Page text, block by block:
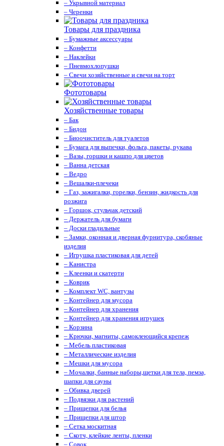
– Укрывной материал
– Черенки
Товары для праздника
– Бумажные аксессуары
– Конфетти
– Наклейки
– Пневмохлопушки
– Свечи хозяйственные и свечи на торт
Фототовары
Хозяйственные товары
– Бак
– Бидон
– Биоочиститель для туалетов
– Бумага для выпечки, фольга, пакеты, рукава
– Вазы, горшки и кашпо для цветов
– Ванна детская
– Ведро
– Вешалки-плечеки
– Газ, зажигалки, горелки, бензин, жидкость для
розжига
– Горшок, стульчак детский
– Держатель для бумаги
– Доски гладильные
– Замки, оконная и дверная фурнитура, скобяные
изделия
– Игрушка пластиковая для детей
– Канистра
– Клеенки и скатерти
– Коврик
– Комплект WC, вантузы
– Контейнер для мусора
– Контейнер для хранения
– Контейнер для хранения игрушек
– Корзина
– Крючки, магниты, cамоклеющийся крепеж
– Мебель пластиковая
– Металлические изделия
– Мешки для мусора
– Мочалки, банные наборы,щетки для тела, пемза,
шапки для сауны
– Обивка дверей
– Подвязки для растений
– Прищепки для белья
– Прищепки для штор
– Сетка москитная
– Скотч, клейкие ленты, пленки
– Совок